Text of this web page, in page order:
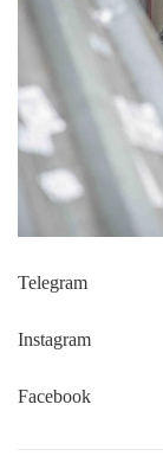
Telegram
Instagram
Facebook